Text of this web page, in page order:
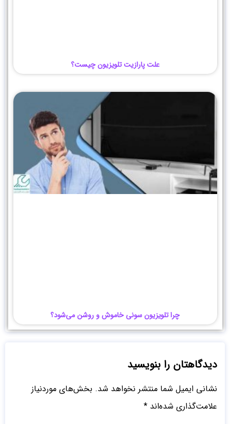
علت پارازیت تلویزیون چیست؟
چرا تلویزیون سونی خاموش و روشن می‌شود؟
دیدگاهتان را بنویسید
نشانی ایمیل شما منتشر نخواهد شد. بخش‌های موردنیاز
علامت‌گذاری شده‌اند *